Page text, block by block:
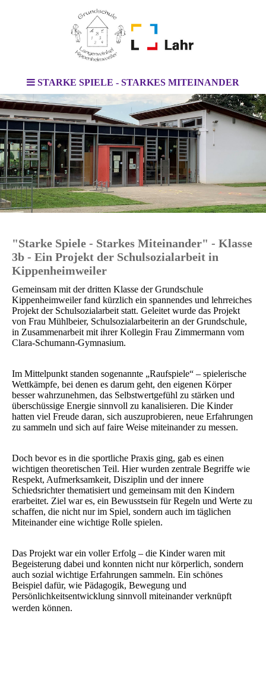
STARKE SPIELE - STARKES MITEINANDER
"Starke Spiele - Starkes Miteinander" - Klasse
3b - Ein Projekt der Schulsozialarbeit in
Kippenheimweiler
Gemeinsam mit der dritten Klasse der Grundschule
Kippenheimweiler fand kürzlich ein spannendes und lehrreiches
Projekt der Schulsozialarbeit statt. Geleitet wurde das Projekt
von Frau Mühlbeier, Schulsozialarbeiterin an der Grundschule,
in Zusammenarbeit mit ihrer Kollegin Frau Zimmermann vom
Clara-Schumann-Gymnasium.
Im Mittelpunkt standen sogenannte „Raufspiele“ – spielerische
Wettkämpfe, bei denen es darum geht, den eigenen Körper
besser wahrzunehmen, das Selbstwertgefühl zu stärken und
überschüssige Energie sinnvoll zu kanalisieren. Die Kinder
hatten viel Freude daran, sich auszuprobieren, neue Erfahrungen
zu sammeln und sich auf faire Weise miteinander zu messen.
Doch bevor es in die sportliche Praxis ging, gab es einen
wichtigen theoretischen Teil. Hier wurden zentrale Begriffe wie
Respekt, Aufmerksamkeit, Disziplin und der innere
Schiedsrichter thematisiert und gemeinsam mit den Kindern
erarbeitet. Ziel war es, ein Bewusstsein für Regeln und Werte zu
schaffen, die nicht nur im Spiel, sondern auch im täglichen
Miteinander eine wichtige Rolle spielen.
Das Projekt war ein voller Erfolg – die Kinder waren mit
Begeisterung dabei und konnten nicht nur körperlich, sondern
auch sozial wichtige Erfahrungen sammeln. Ein schönes
Beispiel dafür, wie Pädagogik, Bewegung und
Persönlichkeitsentwicklung sinnvoll miteinander verknüpft
werden können.